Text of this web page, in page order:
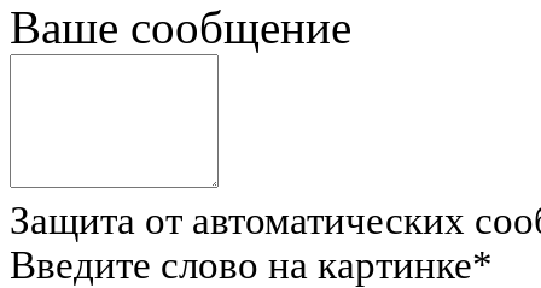
Ваше сообщение
Защита от автоматических
Введите слово на картинке*